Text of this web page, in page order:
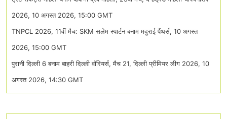
2026, 10 अगस्त 2026, 15:00 GMT
TNPCL 2026, 11वीं मैच: SKM सलेम स्पार्टन बनाम मदुराई पैंथर्स, 10 अगस्त
2026, 15:00 GMT
पुरानी दिल्ली 6 बनाम बाहरी दिल्ली वॉरियर्स, मैच 21, दिल्ली प्रीमियर लीग 2026, 10
अगस्त 2026, 14:30 GMT